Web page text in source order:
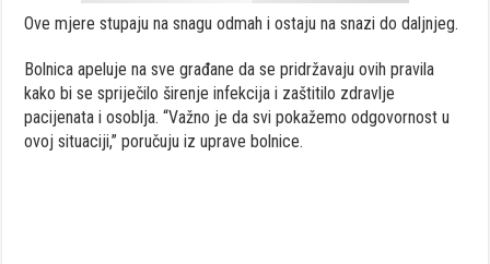
Ove mjere stupaju na snagu odmah i ostaju na snazi do daljnjeg.
Bolnica apeluje na sve građane da se pridržavaju ovih pravila
kako bi se spriječilo širenje infekcija i zaštitilo zdravlje
pacijenata i osoblja. “Važno je da svi pokažemo odgovornost u
ovoj situaciji,” poručuju iz uprave bolnice.